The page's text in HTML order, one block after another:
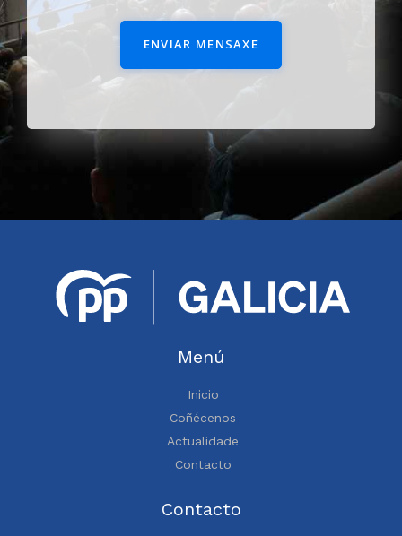
ENVIAR MENSAXE
Menú
Inicio
Coñécenos
Actualidade
Contacto
Contacto